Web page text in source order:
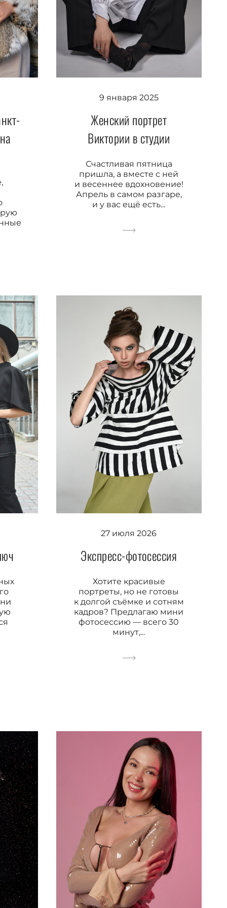
9 января 2025
Женский портрет
Виктории в студии
Счастливая пятница
пришла, а вместе с ней
и весеннее вдохновение!
Апрель в самом разгаре,
и у вас ещё есть...
27 июля 2026
Экспресс-фотосессия
Хотите красивые
портреты, но не готовы
к долгой съёмке и сотням
кадров? Предлагаю мини
фотосессию — всего 30
минут,...